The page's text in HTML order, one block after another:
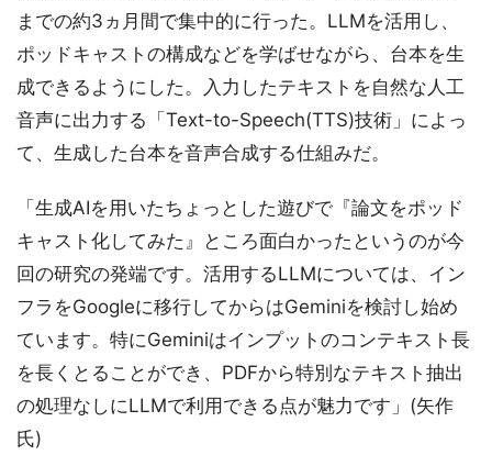
までの約3ヵ月間で集中的に行った。LLMを活用し、
ポッドキャストの構成などを学ばせながら、台本を生
成できるようにした。入力したテキストを自然な人工
音声に出力する「Text-to-Speech(TTS)技術」によっ
て、生成した台本を音声合成する仕組みだ。
「生成AIを用いたちょっとした遊びで『論文をポッド
キャスト化してみた』ところ面白かったというのが今
回の研究の発端です。活用するLLMについては、イン
フラをGoogleに移行してからはGeminiを検討し始め
ています。特にGeminiはインプットのコンテキスト長
を長くとることができ、PDFから特別なテキスト抽出
の処理なしにLLMで利用できる点が魅力です」(矢作
氏)